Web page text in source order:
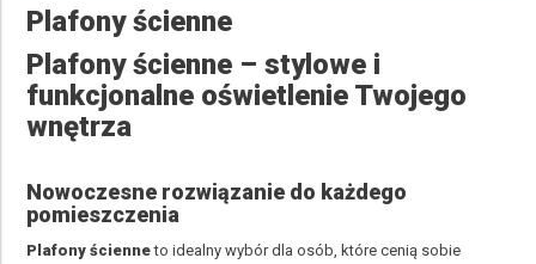
Plafony ścienne
Plafony ścienne – stylowe i
funkcjonalne oświetlenie Twojego
wnętrza
Nowoczesne rozwiązanie do każdego
pomieszczenia
Plafony ścienneto idealny wybór dla osób, które cenią sobie